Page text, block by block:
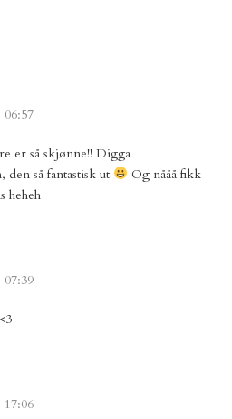
06:57
er så skjønne!! Digga
den så fantastisk ut
Og nååå fikk
heheh
07:39
17:06